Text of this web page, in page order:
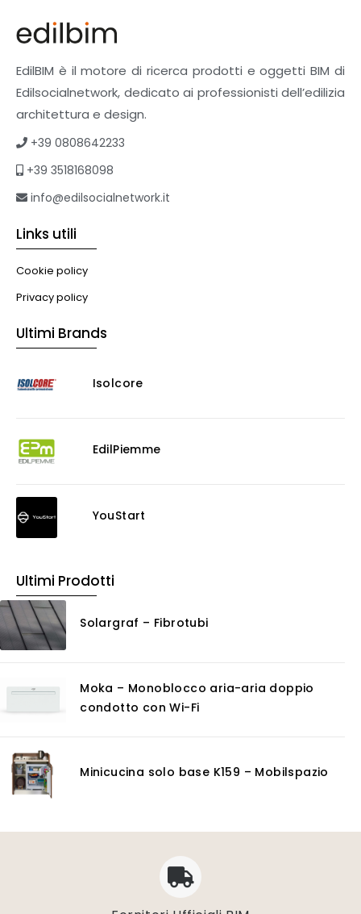
Pavimenti e rivestimenti
Pavimenti industriali
Sistemi giardini pensili
Supporti per esterni
Tetti verdi
eBook
Formazione professionale
Illuminazione
Murature
Risanamento E Restauro
Consolidanti
Rasanti per muro
Senza Categoria
GIS
Software calcolo umidità e condensazione
Software di conversione vettoriale
Software di gestione dati geospaziali
EdilBIM è il motore di ricerca prodotti e oggetti BIM di
Edilsocialnetwork, dedicato ai professionisti dell’edilizia
architettura e design.
+39 0808642233
+39 3518168098
info@edilsocialnetwork.it
Links utili
Cookie policy
Privacy policy
Ultimi Brands
Isolcore
EdilPiemme
YouStart
Ultimi Prodotti
Solargraf – Fibrotubi
Moka – Monoblocco aria-aria doppio
condotto con Wi-Fi
Minicucina solo base K159 – Mobilspazio